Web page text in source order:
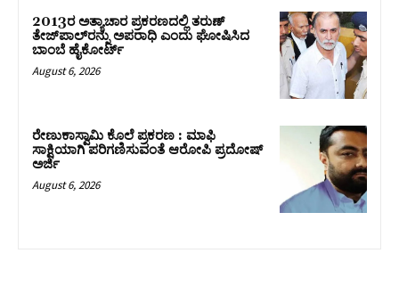
2013ರ ಅತ್ಯಾಚಾರ ಪ್ರಕರಣದಲ್ಲಿ ತರುಣ್
ತೇಜ್‌ಪಾಲ್‌ರನ್ನು ಅಪರಾಧಿ ಎಂದು ಘೋಷಿಸಿದ
ಬಾಂಬೆ ಹೈಕೋರ್ಟ್
August 6, 2026
ರೇಣುಕಾಸ್ವಾಮಿ ಕೊಲೆ ಪ್ರಕರಣ : ಮಾಫಿ
ಸಾಕ್ಷಿಯಾಗಿ ಪರಿಗಣಿಸುವಂತೆ ಆರೋಪಿ ಪ್ರದೋಷ್‌
ಅರ್ಜಿ
August 6, 2026